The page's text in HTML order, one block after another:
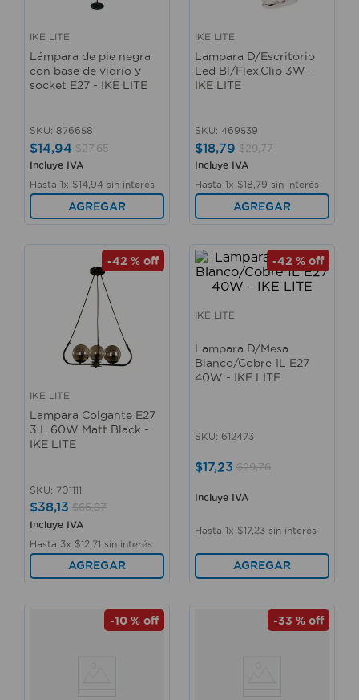
IKE LITE
Lámpara de pie negra
con base de vidrio y
socket E27 - IKE LITE
SKU: 876658
$14,94 $27,65
Incluye IVA
Hasta 1x $14 94 sin interés
AGREGAR
IKE LITE
Lampara D/Escritorio
Led Bl/Flex.Clip 3W -
IKE LITE
SKU: 469539
$18,79 $29,77
Incluye IVA
Hasta 1x $18 79 sin interés
AGREGAR
-42 % off
IKE LITE
Lampara Colgante E27
3 L 60W Matt Black -
IKE LITE
SKU: 701111
$38,13 $65,87
Incluye IVA
Hasta 3x $12 71 sin interés
AGREGAR
-42 % off
IKE LITE
Lampara D/Mesa
Blanco/Cobre 1L E27
40W - IKE LITE
SKU: 612473
$17,23 $29,76
Incluye IVA
Hasta 1x $17, 23 sin interés
AGREGAR
-10 % off -33 % off